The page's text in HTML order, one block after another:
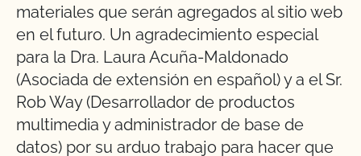
materiales que serán agregados al sitio web
en el futuro. Un agradecimiento especial
para la Dra. Laura Acuña-Maldonado
(Asociada de extensión en español) y a el Sr.
Rob Way (Desarrollador de productos
multimedia y administrador de base de
datos) por su arduo trabajo para hacer que